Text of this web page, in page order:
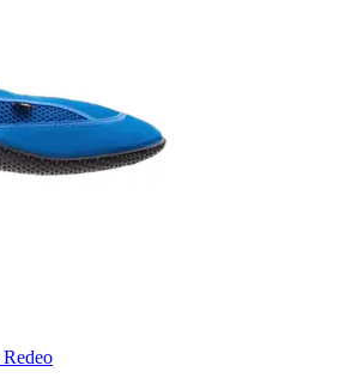
Redeo